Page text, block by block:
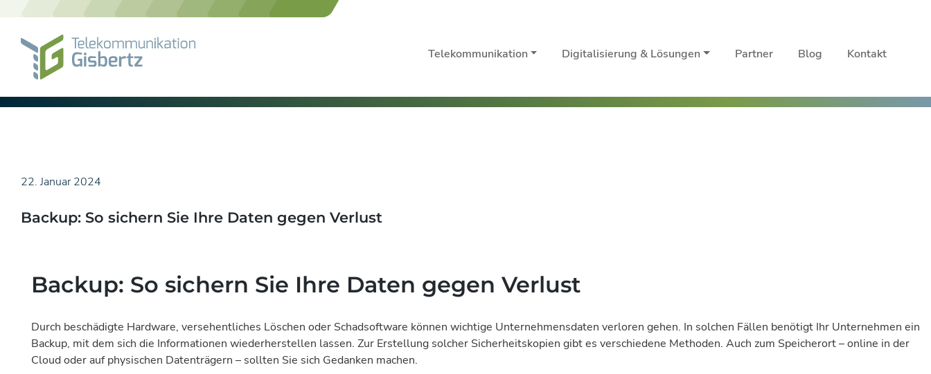
Skip
Telekommunikation Digitalisierung & Lösungen Partner Blog Kontakt
22. Januar 2024
Backup: So sichern Sie Ihre Daten gegen Verlust
Backup: So sichern Sie Ihre Daten gegen Verlust
Durch beschädigte Hardware, versehentliches Löschen oder Schadsoftware können wichtige Unternehmensdaten verloren gehen. In solchen Fällen benötigt Ihr Unternehmen ein
Backup, mit dem sich die Informationen wiederherstellen lassen. Zur Erstellung solcher Sicherheitskopien gibt es verschiedene Methoden. Auch zum Speicherort – online in der
Cloud oder auf physischen Datenträgern – sollten Sie sich Gedanken machen.